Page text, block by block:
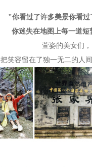
"你看过了许多美景你看过
你迷失在地图上每一道短
萱姿的美女们，
把笑容留在了独一无二的人